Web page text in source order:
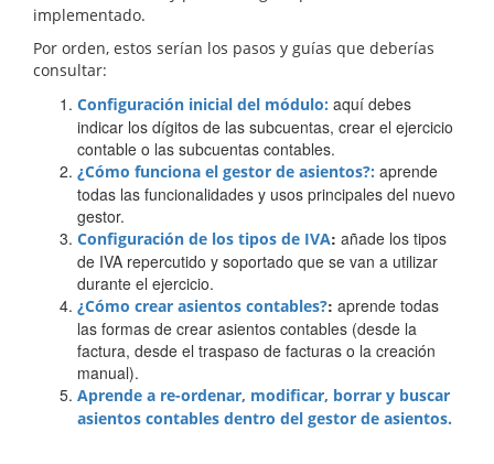
implementado.
Por orden, estos serían los pasos y guías que deberías
consultar:
Configuración inicial del módulo: aquí debes
indicar los dígitos de las subcuentas, crear el ejercicio
contable o las subcuentas contables.
¿Cómo funciona el gestor de asientos?: aprende
todas las funcionalidades y usos principales del nuevo
gestor.
Configuración de los tipos de IVA: añade los tipos
de IVA repercutido y soportado que se van a utilizar
durante el ejercicio.
¿Cómo crear asientos contables?: aprende todas
las formas de crear asientos contables (desde la
factura, desde el traspaso de facturas o la creación
manual).
Aprende a re-ordenar, modificar, borrar y buscar
asientos contables dentro del gestor de asientos.